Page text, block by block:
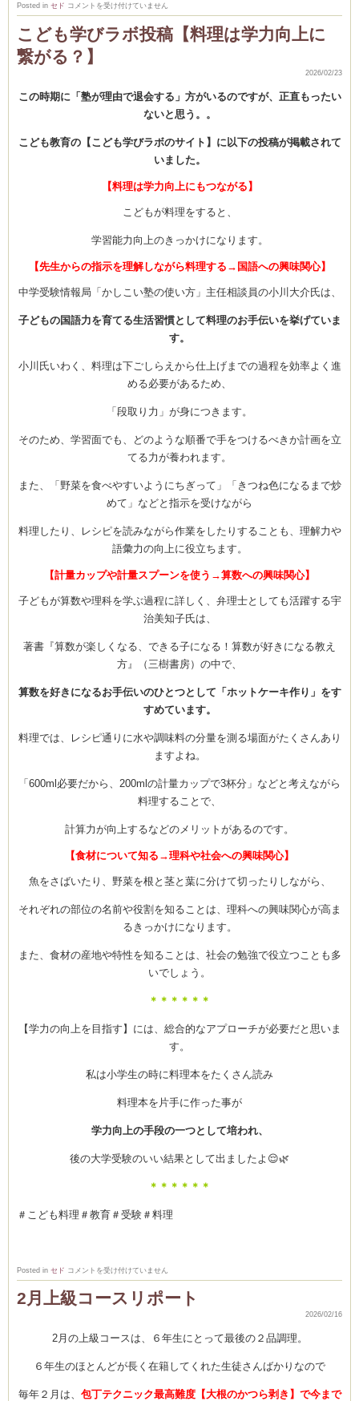
Posted in セド ２
月
初
級
ー
ー
ト
コメントを受け付けていません
こども学びラボ投稿【料理は学力向上に
繋がる？】
2026/02/23
この時期に「塾が理由で退会する」方がいるのですが、正直もったい
ないと思う。。
こども教育の【こども学びラボのサイト】に以下の投稿が掲載されて
いました。
【料理は学力向上にもつながる】
こどもが料理をすると、
学習能力向上のきっかけになります。
【先生からの指示を理解しながら料理する→国語への興味関心】
中学受験情報局「かしこい塾の使い方」主任相談員の小川大介氏は、
子どもの国語力を育てる生活習慣として料理のお手伝いを挙げていま
す。
小川氏いわく、料理は下ごしらえから仕上げまでの過程を効率よく進
める必要があるため、
「段取り力」が身につきます。
そのため、学習面でも、どのような順番で手をつけるべきか計画を立
てる力が養われます。
また、「野菜を食べやすいようにちぎって」「きつね色になるまで炒
めて」などと指示を受けながら
料理したり、レシピを読みながら作業をしたりすることも、理解力や
語彙力の向上に役立ちます。
【計量カップや計量スプーンを使う→算数への興味関心】
子どもが算数や理科を学ぶ過程に詳しく、弁理士としても活躍する宇
治美知子氏は、
著書『算数が楽しくなる、できる子になる！算数が好きになる教え
方』（三樹書房）の中で、
算数を好きになるお手伝いのひとつとして「ホットケーキ作り」をす
すめています。
料理では、レシピ通りに水や調味料の分量を測る場面がたくさんあり
ますよね。
「600ml必要だから、200mlの計量カップで3杯分」などと考えながら
料理することで、
計算力が向上するなどのメリットがあるのです。
【食材について知る→理科や社会への興味関心】
魚をさばいたり、野菜を根と茎と葉に分けて切ったりしながら、
それぞれの部位の名前や役割を知ることは、理科への興味関心が高ま
るきっかけになります。
また、食材の産地や特性を知ることは、社会の勉強で役立つことも多
いでしょう。
＊＊＊＊＊＊
【学力の向上を目指す】には、総合的なアプローチが必要だと思いま
す。
私は小学生の時に料理本をたくさん読み
料理本を片手に作った事が
学力向上の手段の一つとして培われ、
後の大学受験のいい結果として出ましたよ😌🌿
＊＊＊＊＊＊
＃こども料理＃教育＃受験＃料理
Posted in セド こ
ど
学
び
投
理
力
コメントを受け付けていません
2月上級コースリポート
2026/02/16
2月の上級コースは、６年生にとって最後の２品調理。
６年生のほとんどが長く在籍してくれた生徒さんばかりなので
毎年２月は、 包丁テクニック最高難度【大根のかつら剥き】で今まで